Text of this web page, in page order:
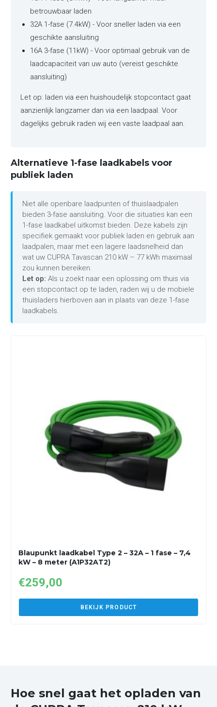
betrouwbaar laden
32A 1-fase (7.4kW) - Voor sneller laden via een
geschikte aansluiting
16A 3-fase (11kW) - Voor optimaal gebruik van de
laadcapaciteit van uw auto (vereist geschikte
aansluiting)
Let op: laden via een huishoudelijk stopcontact gaat
aanzienlijk langzamer dan via een laadpaal. Voor
dagelijks gebruik raden wij een vaste laadpaal aan.
Alternatieve 1-fase laadkabels voor
publiek laden
Niet alle openbare laadpunten of thuislaadpalen
bieden 3-fase aansluiting. Voor die situaties kan een
1-fase laadkabel uitkomst bieden. Deze kabels zijn
specifiek gemaakt voor publiek laden en gebruik aan
laadpalen, maar met een lagere laadsnelheid dan
wat uw CUPRA Tavascan 210 kW – 77 kWh maximaal
zou kunnen bereiken.
Let op: Als u zoekt naar een oplossing om thuis via
een stopcontact op te laden, raden wij u de mobiele
thuisladers hierboven aan in plaats van deze 1-fase
laadkabels.
Blaupunkt laadkabel Type 2 – 32A – 1 fase – 7,4
kW – 8 meter (A1P32AT2)
€259,00
BEKIJK PRODUCT
Hoe snel gaat het opladen van